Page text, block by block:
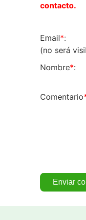
contacto.
Email*:
(no será
Nombre*:
Comentario